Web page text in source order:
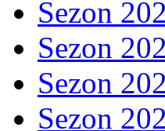
Sezon
Sezon
Sezon
Sezon